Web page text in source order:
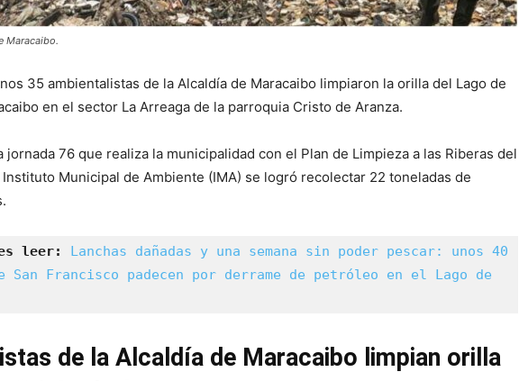
Maracaibo.
35 ambientalistas de la Alcaldía de Maracaibo limpiaron la orilla del Lago de
en el sector La Arreaga de la parroquia Cristo de Aranza.
jornada 76 que realiza la municipalidad con el Plan de Limpieza a las Riberas del
Instituto Municipal de Ambiente (IMA) se logró recolectar 22 toneladas de
leer:
Lanchas dañadas y una semana sin poder pescar: unos 40
San Francisco padecen por derrame de petróleo en el Lago de
de la Alcaldía de Maracaibo limpian orilla